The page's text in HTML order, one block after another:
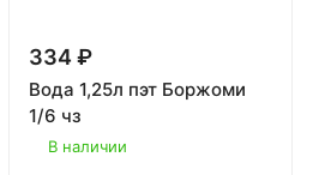
334 ₽
Вода 1,25л пэт Боржоми
1/6 чз
В наличии